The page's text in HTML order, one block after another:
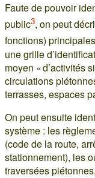
Faute de pouvoir
public3, on peut
fonctions)
une grille
moyen « d’activités
circulations
terrasses, espaces
On peut ensuite
système : les
(code de la route,
stationnement), les
traversées